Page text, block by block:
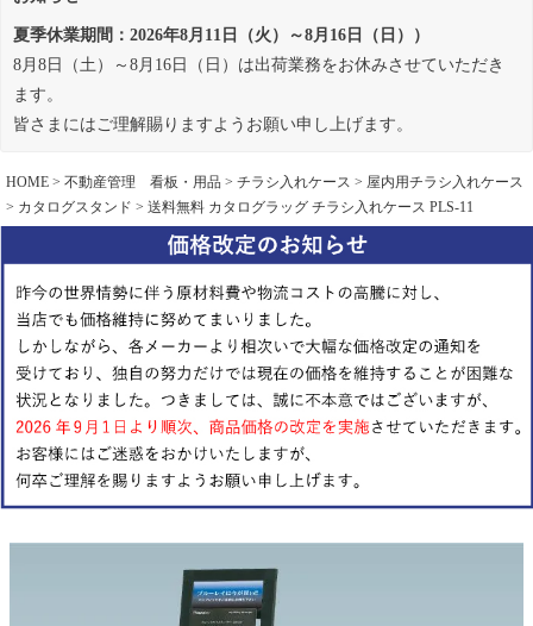
夏季休業期間：2026年8月11日（火）～8月16日（日））
8月8日（土）～8月16日（日）は出荷業務をお休みさせていただき
ます。
皆さまにはご理解賜りますようお願い申し上げます。
HOME 不動産管理 看板・用品 チラシ入れケース
屋内用チラシ入れケース
カタログスタンド
送料無料 カタログラッグ チラシ入れケース PLS-11